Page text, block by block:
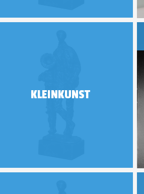
KLEINKUNST